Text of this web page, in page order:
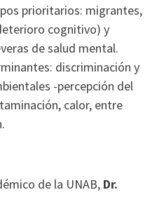
prioritarios: migrantes,
cognitivo) y
de salud mental.
discriminación y
-percepción del
calor, entre
de la UNAB, Dr.